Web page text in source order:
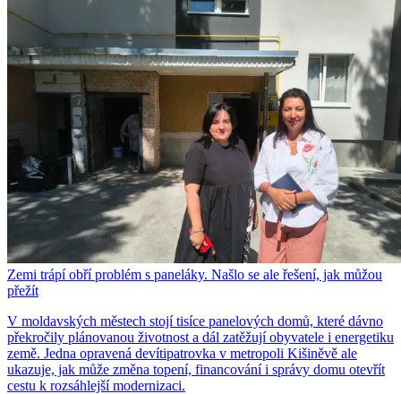
Zemi trápí obří problém s paneláky. Našlo se ale řešení, jak můžou
přežít
V moldavských městech stojí tisíce panelových domů, které dávno
překročily plánovanou životnost a dál zatěžují obyvatele i energetiku
země. Jedna opravená devítipatrovka v metropoli Kišiněvě ale
ukazuje, jak může změna topení, financování i správy domu otevřít
cestu k rozsáhlejší modernizaci.